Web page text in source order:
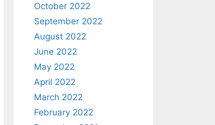
October 2022
September 2022
August 2022
June 2022
May 2022
April 2022
March 2022
February 2022